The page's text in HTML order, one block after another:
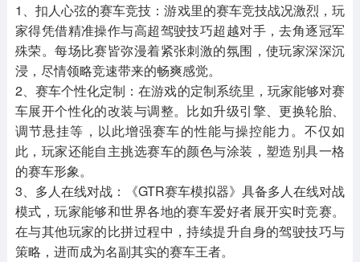
1、扣人心弦的赛车竞技：游戏里的赛车竞技战况激烈，玩
家得凭借精准操作与高超驾驶技巧超越对手，去角逐冠军
殊荣。每场比赛皆弥漫着紧张刺激的氛围，使玩家深深沉
浸，尽情领略竞速带来的畅爽感觉。
2、赛车个性化定制：在游戏的定制系统里，玩家能够对赛
车展开个性化的改装与调整。比如升级引擎、更换轮胎、
调节悬挂等，以此增强赛车的性能与操控能力。不仅如
此，玩家还能自主挑选赛车的颜色与涂装，塑造别具一格
的赛车形象。
3、多人在线对战：《GTR赛车模拟器》具备多人在线对战
模式，玩家能够和世界各地的赛车爱好者展开实时竞赛。
在与其他玩家的比拼过程中，持续提升自身的驾驶技巧与
策略，进而成为名副其实的赛车王者。